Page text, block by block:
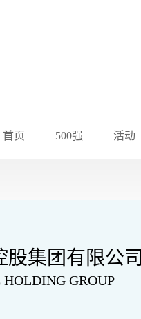
首页 500强 活动
股集团有限公司
HOLDING GROUP